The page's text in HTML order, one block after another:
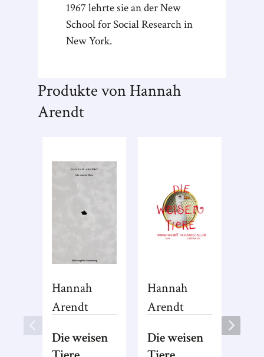
1967 lehrte sie an der New
School for Social Research in
New York.
Produkte von Hannah
Arendt
Hannah
Arendt
Die weisen
Hannah
Arendt
Die weisen